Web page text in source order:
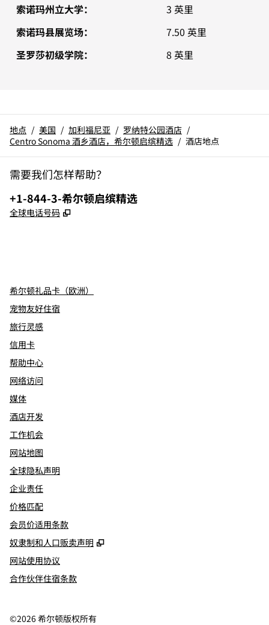
索诺玛州立大学：
3 英里
索诺玛县展览场：
7.50 英里
圣罗莎初级学院：
8 英里
地点 / 美国 / 加利福尼亚 / 罗纳特公园酒店 /
Centro Sonoma 酒乡酒店，希尔顿启缤精选 / 酒店地点
需要我们怎样帮助？
电话:
+1-844-3-希尔顿启缤精选
全球电话号码 ,
希尔顿礼品卡（欧洲）
宠物友好住宿
旅行灵感
信用卡
帮助中心
网络访问
媒体
酒店开发
工作机会
网站地图
全球隐私声明
企业责任
价格匹配
会员价适用条款
奴隶制和人口贩卖声明
,
网站使用协议
合作伙伴住宿条款
©2026希尔顿版权所有